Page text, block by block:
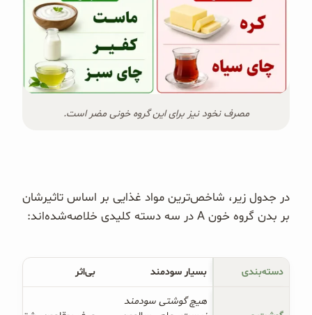
مصرف نخود نیز برای این گروه خونی مضر است.
در جدول زیر، شاخص‌ترین مواد غذایی بر اساس تاثیرشان
بر بدن گروه خون A در سه دسته کلیدی خلاصه‌شده‌اند:
دسته‌بندی بسیار سودمند بی‌اثر